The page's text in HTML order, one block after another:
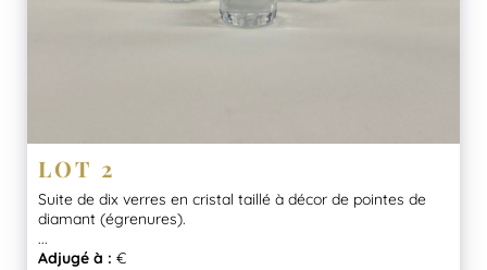
LOT 2
Suite de dix verres en cristal taillé à décor de pointes de
diamant (égrenures).
...
Adjugé à : €